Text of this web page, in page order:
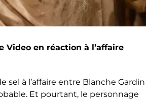
Video en réaction à l’affaire
à l’affaire entre Blanche Gardin
Et pourtant, le personnage